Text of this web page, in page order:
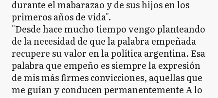
durante el mabarazao y de sus hijos en los
primeros años de vida".
"Desde hace mucho tiempo vengo planteando
de la necesidad de que la palabra empeñada
recupere su valor en la política argentina. Esa
palabra que empeño es siempre la expresión
de mis más firmes convicciones, aquellas que
me guían y conducen permanentemente A lo